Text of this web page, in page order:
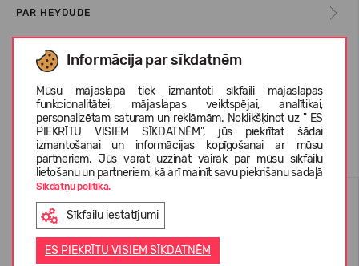
Informācija par sīkdatnēm
Mūsu mājaslapā tiek izmantoti sīkfaili mājaslapas
funkcionalitātei, mājaslapas veiktspējai, analītikai,
personalizētam saturam un reklāmām. Noklikšķinot uz " ES
PIEKRĪTU VISIEM SĪKDATNĒM", jūs piekrītat šādai
izmantošanai un informācijas kopīgošanai ar mūsu
partneriem. Jūs varat uzzināt vairāk par mūsu sīkfailu
lietošanu un partneriem, kā arī mainīt savu piekrišanu sadaļā
Sīkdatņu politika.
Sīkfailu iestatījumi
ES PIEKRĪTU VISIEM SĪKDATNĒM
PAR HEYDUDE
KLIENTU ATSAUKSMES (0)
Līdzīgas preces
-29%
LABĀK PĀRDOTAIS